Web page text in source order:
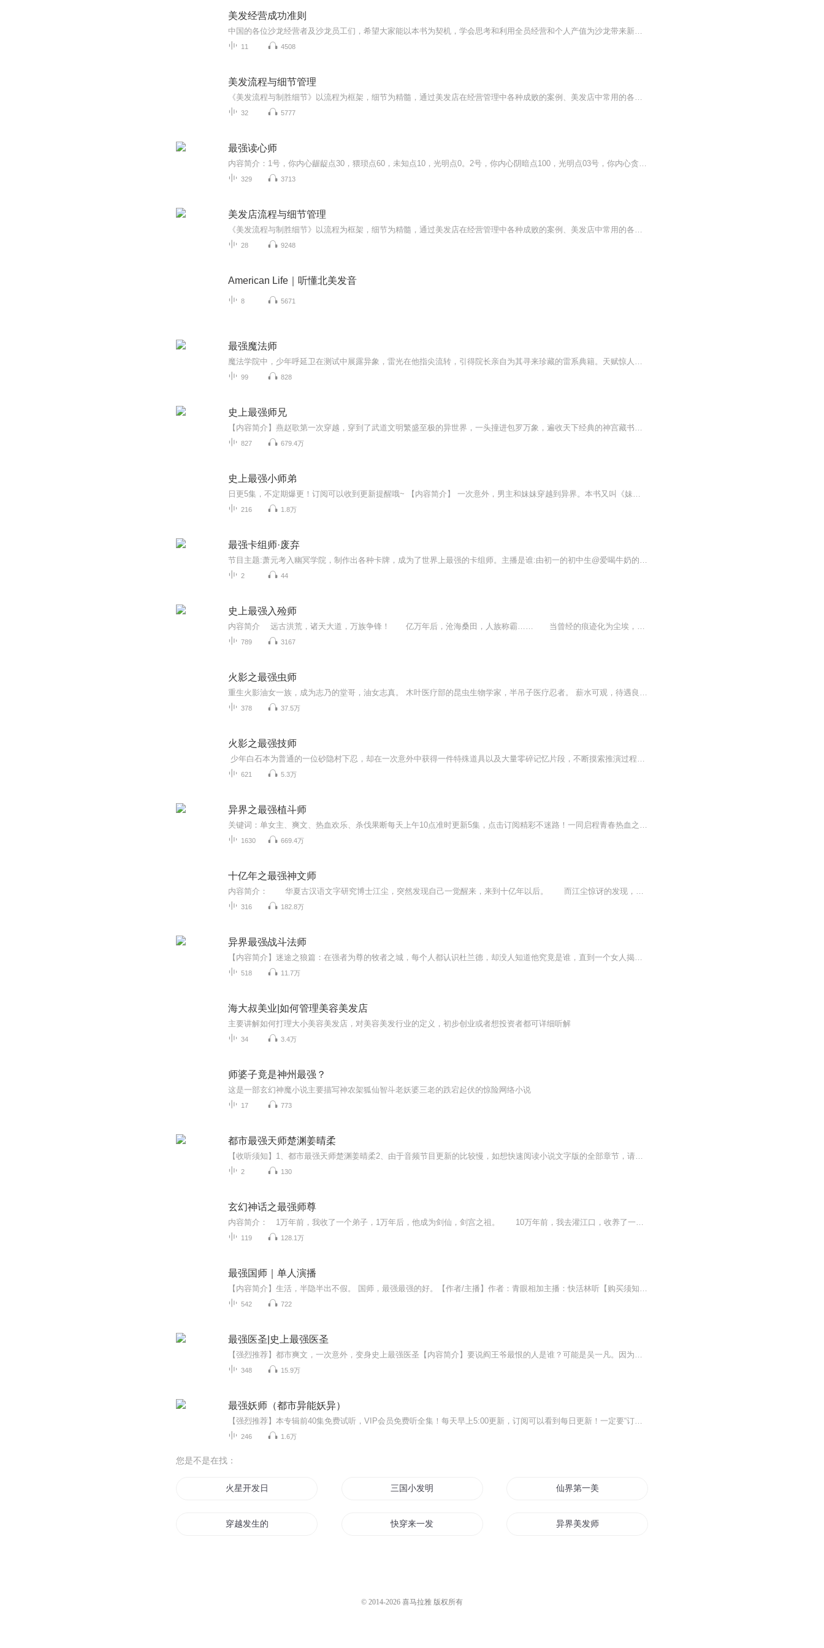
美发经营成功准则
中国的各位沙龙经营者及沙龙员工们，希望大家能以本书为契机，学会思考和利用全员经营和个人产值为沙龙带来新的生机。希望大家不只止步于理论，而是以实际行动进行实践。最后，希望在您困惑的时候、烦恼的时候、需要灵感的时候，本书能够帮助到您。、高桥正将（日本MINX）
11 4508
美发流程与细节管理
《美发流程与制胜细节》以流程为框架，细节为精髓，通过美发店在经营管理中各种成败的案例、美发店中常用的各种流程范例，以及在执行流程过程中需要注意的198个细节，让美发人认识了美发店运营所必备的各项技术服务流程及其制定、改进与有效执行的方法，从而让门店实现发展，走向规范。...
32 5777
最强读心师
内容简介：1号，你内心龌龊点30，猥琐点60，未知点10，光明点0。2号，你内心阴暗点100，光明点03号，你内心贪心点50，野蛮点50，光明点04号，5号......光明点竟然都是零，请问，这个星域是要覆灭了吗！一个来自失去记忆人的吐槽，谁来告诉他，为么他拥有可...
329 3713
美发店流程与细节管理
《美发流程与制胜细节》以流程为框架，细节为精髓，通过美发店在经营管理中各种成败的案例、美发店中常用的各种流程范例，以及在执行流程过程中需要注意的198个细节，让美发人认识了美发店运营所必备的各项技术服务流程及其制定、改进与有效执行的方法，从...
28 9248
American Life｜听懂北美发音
8 5671
最强魔法师
魔法学院中，少年呼延卫在测试中展露异象，雷光在他指尖流转，引得院长亲自为其寻来珍藏的雷系典籍。天赋惊人，修炼速度远超常人，却也引来暗流涌动。他渴望成为真正的魔法导师，却不知自己早已被卷入更大的漩涡。当神秘力量开始觊觎他的天赋，一场关于成...
99 828
史上最强师兄
【内容简介】燕赵歌第一次穿越，穿到了武道文明繁盛至极的异世界，一头撞进包罗万象，遍收天下经典的神宫藏书楼里，但随后便是一场天地大劫，连神宫也破灭了。接下来居然第二次穿越，灵魂来到了同一个世界，不知多少年后的时代。人们发掘承载破灭之后残存...
827 679.4万
史上最强小师弟
日更5集，不定期爆更！订阅可以收到更新提醒哦~ 【内容简介】 一次意外，男主和妹妹穿越到异界。本书又叫《妹妹去哪了》、《我是救世主》、《超级帅哥历险记》《师傅，我悟了，我又悟了，我真的悟了！》等等。且看穿越的我怎样在异界搅动风云，争霸天...
216 1.8万
最强卡组师·废弃
节目主题:萧元考入幽冥学院，制作出各种卡牌，成为了世界上最强的卡组师。主播是谁:由初一的初中生@爱喝牛奶的小胡@独自录制。主播的话:主播单独录制不容易，求点赞！
2 44
史上最强入殓师
内容简介 远古洪荒，诸天大道，万族争锋！ 亿万年后，沧海桑田，人族称霸…… 当曾经的痕迹化为尘埃，唯有无数不愿散去的幽魂游荡世间。 天道衰微之下，人族繁盛的背后，却已是暗流涌动。 千默，一位应运而生的年轻入殓师…… 人族的奋...
789 3167
火影之最强虫师
重生火影油女一族，成为志乃的堂哥，油女志真。 木叶医疗部的昆虫生物学家，半吊子医疗忍者。 薪水可观，待遇良好，不用出任务，小日子过得很舒坦。 然而，他是个弱鸡。 这不行啊，熟知剧情的油女志真很清楚过几年这世界生存压力有多大。 即战力太挫肯定是...
378 37.5万
火影之最强技师
少年白石本为普通的一位砂隐村下忍，却在一次意外中获得一件特殊道具以及大量零碎记忆片段，不断摸索推演过程中，成功将异世界初始技能高速移动，转化为第一个属于自己的忍术，从此少年白石开启一场砂隐村的最强技师之路。
621 5.3万
异界之最强植斗师
关键词：单女主、爽文、热血欢乐、杀伐果断每天上午10点准时更新5集，点击订阅精彩不迷路！一同启程青春热血之路！...本专辑不以盈利为目的，素菜来源于网络，仅用于有声爱好者交流使用！如涉及侵权，请及时联系下架
1630 669.4万
十亿年之最强神文师
内容简介： 华夏古汉语文字研究博士江尘，突然发现自己一觉醒来，来到十亿年以后。 而江尘惊讶的发现，这个世界已经变成了大宇宙时代，不仅仅只有一个星球，而是有无数星球，人口更是如同恒沙一般，有古老的修真，也有强大的古武，以及恐怖的科技！ 然而在这个世界，最强的则是‘神文师’，最珍贵的则是文字！ 文字刻印在兵器上，威力增幅十倍百倍！...
316 182.8万
异界最强战斗法师
【内容简介】迷途之狼篇：在强者为尊的牧者之城，每个人都认识杜兰德，却没人知道他究竟是谁，直到一个女人揭去他的薄纱，世界由此走向动荡。我是杜兰德，一名迷失在异界、却从未放弃回家的战斗法师，但我不是迷途的羔羊，我是迷途的狼。矮人战争篇：我带...
518 11.7万
海大叔美业|如何管理美容美发店
主要讲解如何打理大小美容美发店，对美容美发行业的定义，初步创业或者想投资者都可详细听解
34 3.4万
师婆子竟是神州最强？
这是一部玄幻神魔小说主要描写神农架狐仙智斗老妖婆三老的跌宕起伏的惊险网络小说
17 773
都市最强天师楚渊姜晴柔
【收听须知】1、都市最强天师楚渊姜晴柔2、由于音频节目更新的比较慢，如想快速阅读小说文字版的全部章节，请在微信中搜索公/众/号【黑葡萄文学】，关注后，并在公/众/号中回复：【596】，便可快速阅读小说文字版全集。（注意：需要在公/众/号中回复才有效...
2 130
玄幻神话之最强师尊
内容简介： 1万年前，我收了一个弟子，1万年后，他成为剑仙，剑宫之祖。 10万年前，我去灌江口，收养了一个小女儿，她叫杨婵，她的哥哥叫杨戬。 他们都称呼我为师尊……作者简介：暴走一族 ，飞卢小说网A级签约作者，代表作《都市之神级科学家》、《洪荒神话之最强宗门》，《玄幻之最强师尊》等演播者：子兮
119 128.1万
最强国师｜单人演播
【内容简介】生活，半隐半出不假。 国师，最强最强的好。【作者/主播】作者：青眼相加主播：快活林听【购买须知】1、本作品为付费有声书，前108集为免费试听，购买成功后，即可收听，可下载重复收听。2、版权归原作者所有，严禁翻录成任何形式，严禁在任何...
542 722
最强医圣|史上最强医圣
【强烈推荐】都市爽文，一次意外，变身史上最强医圣【内容简介】要说阎王爷最恨的人是谁？可能是吴一凡。因为吴一凡总是从阎王爷手里把人抢走，他又偏偏拿吴一凡一点办法也没有，无奈。站在医学界最巅峰的位置，吴一凡总是感到特别的孤独。 在强者面前，他...
348 15.9万
最强妖师（都市异能妖异）
【强烈推荐】本专辑前40集免费试听，VIP会员免费听全集！每天早上5:00更新，订阅可以看到每日更新！一定要“订阅”才能第一时间收到通知哦！【内容简介】胡飞觉得生活给予他的磨砺已经能让他在面对任何事情上都淡定从容。捡到这个世界上最后一个妖怪后，胡...
246 1.6万
您是不是在找：
火星开发日记 三国小发明家系统 仙界第一美发师
穿越发生的事儿 快穿来一发 异界美发师
© 2014-2026 喜马拉雅 版权所有